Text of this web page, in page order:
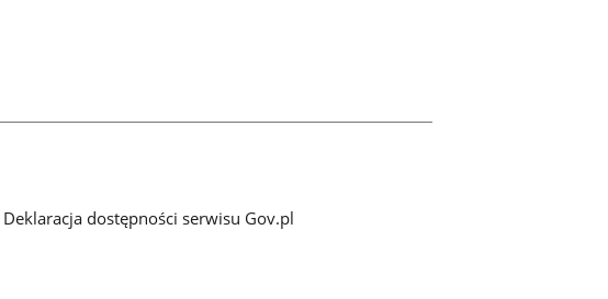
Deklaracja dostępności serwisu Gov.pl